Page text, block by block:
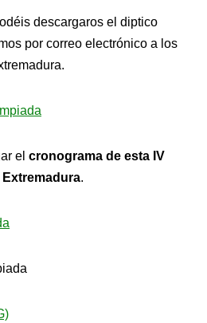
descargaros el diptico
por correo electrónico a los
el cronograma de esta IV
.